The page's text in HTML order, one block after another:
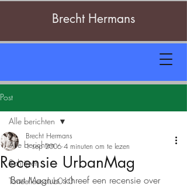
Brecht Hermans
Post
Alle berichten
Schrijven
Toneelleesclub010
Alle berichten
Recensie UrbanMag
Brecht Hermans
1 sep 2006 4 minuten om te lezen
Bart Magnus schreef een recensie over